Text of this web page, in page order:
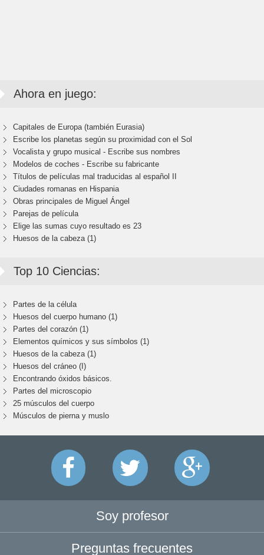
Ahora en juego:
Capitales de Europa (también Eurasia)
Escribe los planetas según su proximidad con el Sol
Vocalista y grupo musical - Escribe sus nombres
Modelos de coches - Escribe su fabricante
Títulos de películas mal traducidas al español II
Ciudades romanas en Hispania
Obras principales de Miguel Ángel
Parejas de película
Elige las sumas cuyo resultado es 23
Huesos de la cabeza (1)
Top 10 Ciencias:
Partes de la célula
Huesos del cuerpo humano (1)
Partes del corazón (1)
Elementos químicos y sus símbolos (1)
Huesos de la cabeza (1)
Huesos del cráneo (I)
Encontrando óxidos básicos.
Partes del microscopio
25 músculos del cuerpo
Músculos de pierna y muslo
Soy profesor
Preguntas frecuentes